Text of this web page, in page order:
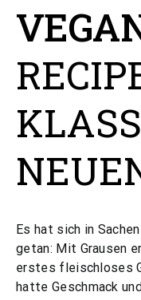
Es hat sich in
getan: Mit Grausen
erstes fleischloses
hatte Geschmack